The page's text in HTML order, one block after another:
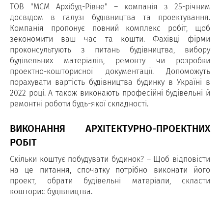
ТОВ "МСМ Архібуд-Рівне" – компанія з 25-річним
досвідом в галузі будівництва та проектування.
Компанія пропонує повний комплекс робіт, щоб
зекономити ваш час та кошти. Фахівці фірми
проконсультують з питань будівництва, вибору
будівельних матеріалів, ремонту чи розробки
проектно-кошторисної документації. Допоможуть
порахувати вартість будівництва будинку в Україні в
2022 році. А також виконають професійні будівельні й
ремонтні роботи будь-якої складності.
ВИКОНАННЯ АРХІТЕКТУРНО-ПРОЕКТНИХ
РОБІТ
Скільки коштує побудувати будинок? – Щоб відповісти
на це питання, спочатку потрібно виконати його
проект, обрати будівельні матеріали, скласти
кошторис будівництва.